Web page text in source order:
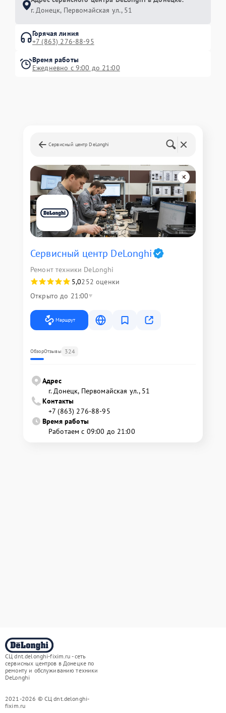
г. Донецк, Первомайская ул., 51
Горячая линия
+7 (863) 276-88-95
Время работы
Ежедневно с 9:00 до 21:00
Сервисный центр DeLonghi
Сервисный центр DeLonghi
Ремонт техники DeLonghi
5,0252 оценки
Открыто до 21:00
Маршрут
ОбзорОтзывы 324
Адрес
г. Донецк, Первомайская ул., 51
Контакты
+7 (863) 276-88-95
Время работы
Работаем с 09:00 до 21:00
СЦ dnt.delonghi-fixim.ru - сеть
сервисных центров в Донецке по
ремонту и обслуживанию техники
DeLonghi
2021-2026 © СЦ dnt.delonghi-
fixim.ru